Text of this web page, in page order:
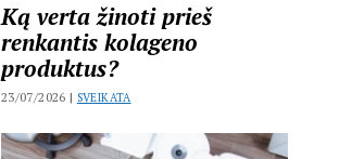
Ką verta žinoti prieš
renkantis kolageno
produktus?
23/07/2026 | SVEIKATA